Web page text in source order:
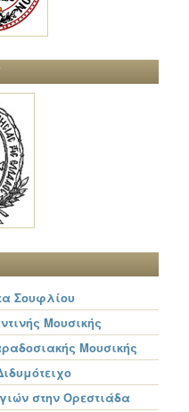
Σουφλίου
Μουσικής
Μουσικής
στην Ορεστιάδα